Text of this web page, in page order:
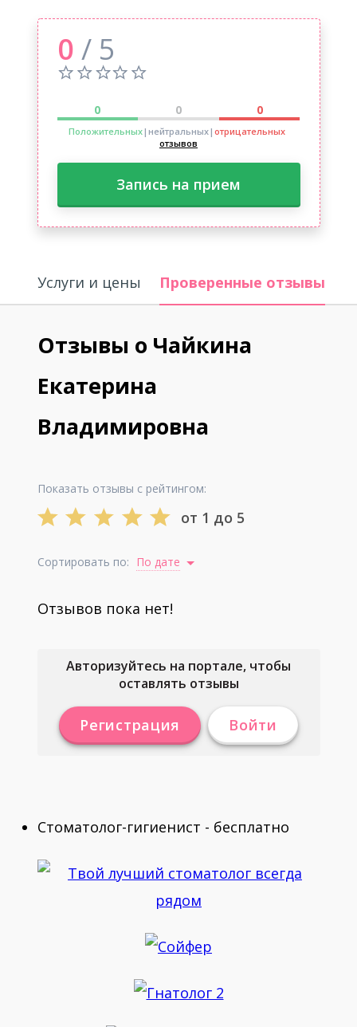
0 / 5
0 0 0
Положительных|нейтральных| отрицательных
отзывов
Запись на прием
Услуги и цены Проверенные отзывы
Отзывы о Чайкина
Екатерина
Владимировна
Показать отзывы с рейтингом:
от 1 до 5
Сортировать по: По дате
Отзывов пока нет!
Авторизуйтесь на портале, чтобы
оставлять отзывы
Регистрация Войти
Стоматолог-гигиенист - бесплатно